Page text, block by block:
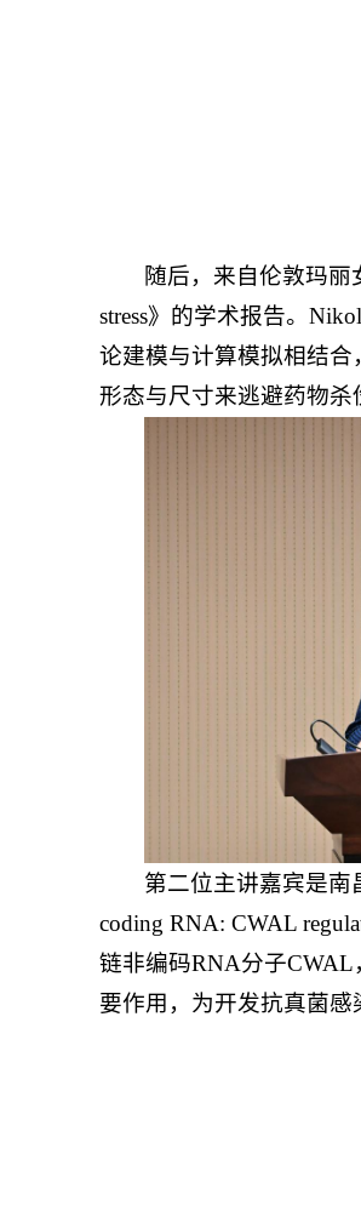
随后，来自伦敦玛丽
stress》的学术报告。
论建模与计算模拟相结
形态与尺寸来逃避药物杀
第二位主讲嘉宾是南
coding RNA: CWAL
链非编码RNA分子
要作用，为开发抗真菌感